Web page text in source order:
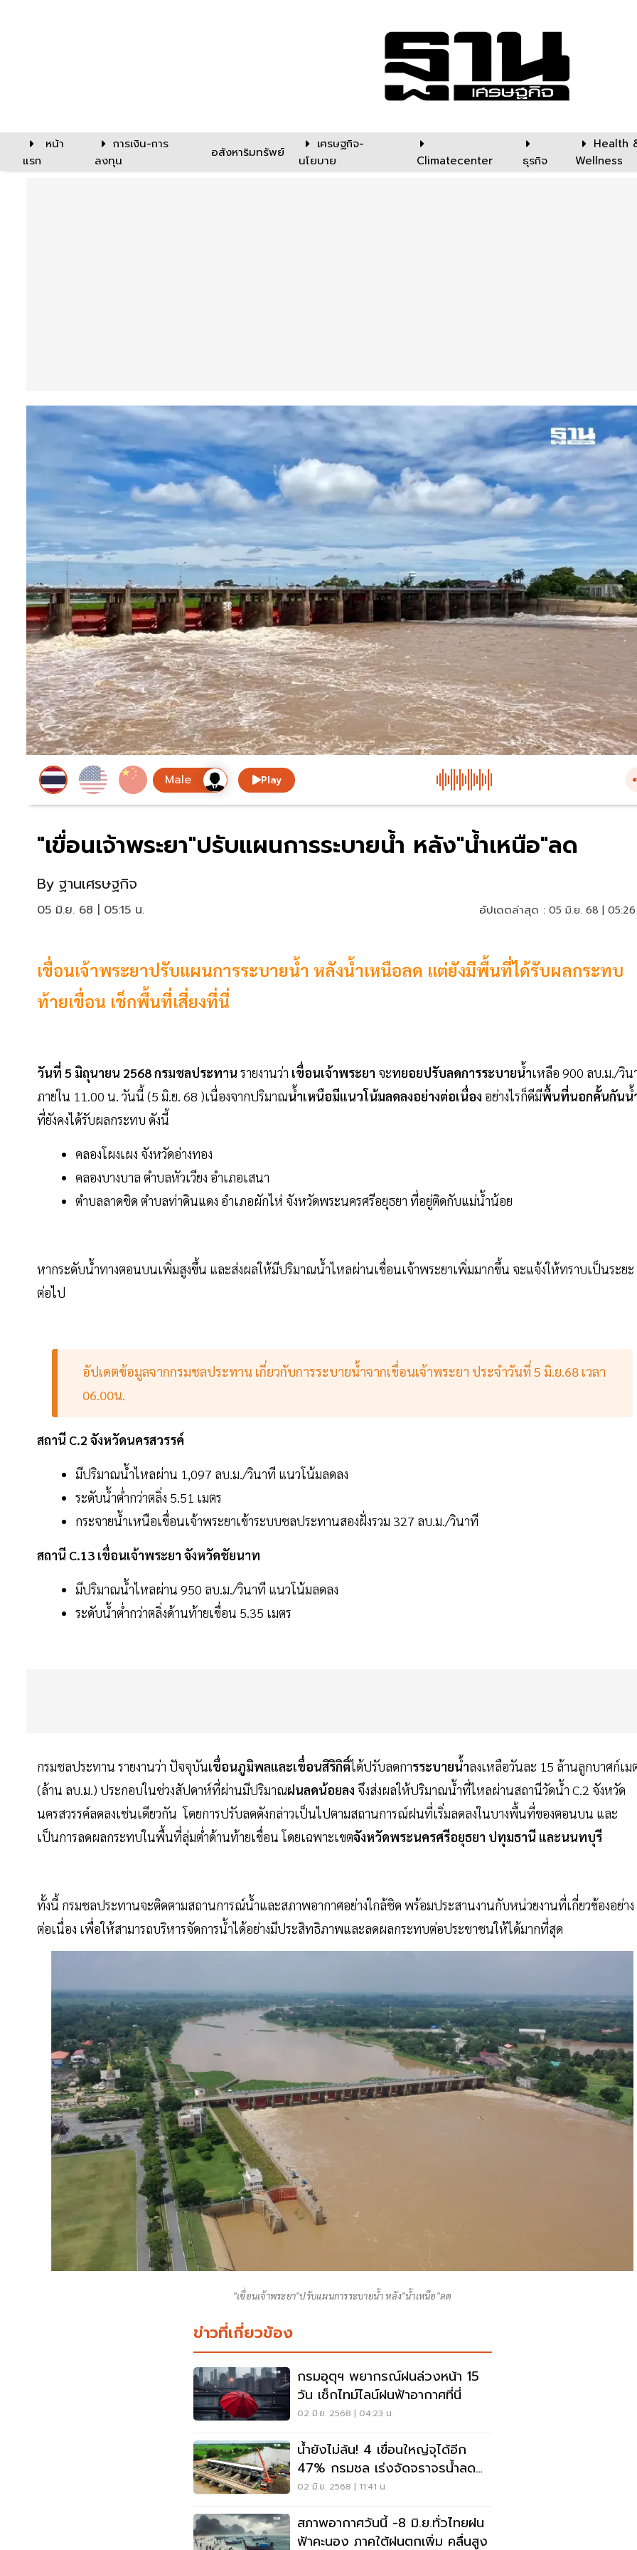
หน้า
แรก
การเงิน-การ
ลงทุน
อสังหาริมทรัพย์
เศรษฐกิจ-
นโยบาย
Climatecenter ธุรกิจ
Health
Wellness
Play
"เขื่อนเจ้าพระยา"ปรับแผนการระบายน้ำ หลัง"น้ำเหนือ"ลด
By ฐานเศรษฐกิจ
05 มิ.ย. 68 | 05:15 น. อัปเดตล่าสุด : 05 มิ.ย. 68 |
เขื่อนเจ้าพระยาปรับแผนการระบายน้ำ หลังน้ำเหนือลด แต่ยังมีพื้นที่ได้รับผลกระทบ
ท้ายเขื่อน เช็กพื้นที่เสี่ยงที่นี่
วันที่ 5 มิถุนายน 2568 กรมชลประทาน รายงานว่า เขื่อนเจ้าพระยา จะทยอยปรับลดการระบายน้ำเหลือ 900 ลบ.ม./วิน
ภายใน 11.00 น. วันนี้ (5 มิ.ย. 68 )เนื่องจากปริมาณน้ำเหนือมีแนวโน้มลดลงอย่างต่อเนื่อง อย่างไรก็ดีมีพื้นที่นอกคั้นกันน้
ที่ยังคงได้รับผลกระทบ ดังนี้
คลองโผงเผง จังหวัดอ่างทอง
คลองบางบาล ตำบลหัวเวียง อำเภอเสนา
ตำบลลาดชิด ตำบลท่าดินแดง อำเภอผักไห่ จังหวัดพระนครศรีอยุธยา ที่อยู่ติดกับแม่น้ำน้อย
หากระดับน้ำทางตอนบนเพิ่มสูงขึ้น และส่งผลให้มีปริมาณน้ำไหลผ่านเขื่อนเจ้าพระยาเพิ่มมากขึ้น จะแจ้งให้ทราบเป็นระยะ
ต่อไป
อัปเดตข้อมูลจากกรมชลประทาน เกี่ยวกับการระบายน้ำจากเขื่อนเจ้าพระยา ประจำวันที่ 5 มิ.ย.68 เวลา
06.00น.
สถานี C.2 จังหวัดนครสวรรค์
มีปริมาณน้ำไหลผ่าน 1,097 ลบ.ม./วินาที แนวโน้มลดลง
ระดับน้ำต่ำกว่าตลิ่ง 5.51 เมตร
กระจายน้ำเหนือเขื่อนเจ้าพระยาเข้าระบบชลประทานสองฝั่งรวม 327 ลบ.ม./วินาที
สถานี C.13 เขื่อนเจ้าพระยา จังหวัดชัยนาท
มีปริมาณน้ำไหลผ่าน 950 ลบ.ม./วินาที แนวโน้มลดลง
ระดับน้ำต่ำกว่าตลิ่งด้านท้ายเขื่อน 5.35 เมตร
กรมชลประทาน รายงานว่า ปัจจุบันเขื่อนภูมิพลและเขื่อนสิริกิติ์ได้ปรับลดการระบายน้ำลงเหลือวันละ 15 ล้านลูกบาศก์เม
(ล้าน ลบ.ม.) ประกอบในช่วงสัปดาห์ที่ผ่านมีปริมาณฝนลดน้อยลง จึงส่งผลให้ปริมาณน้ำที่ไหลผ่านสถานีวัดน้ำ C.2 จังหวัด
นครสวรรค์ลดลงเช่นเดียวกัน โดยการปรับลดดังกล่าวเป็นไปตามสถานการณ์ฝนที่เริ่มลดลงในบางพื้นที่ของตอนบน และ
เป็นการลดผลกระทบในพื้นที่ลุ่มต่ำด้านท้ายเขื่อน โดยเฉพาะเขตจังหวัดพระนครศรีอยุธยา ปทุมธานี และนนทบุรี
ทั้งนี้ กรมชลประทานจะติดตามสถานการณ์น้ำและสภาพอากาศอย่างใกล้ชิด พร้อมประสานงานกับหน่วยงานที่เกี่ยวข้องอย่าง
ต่อเนื่อง เพื่อให้สามารถบริหารจัดการน้ำได้อย่างมีประสิทธิภาพและลดผลกระทบต่อประชาชนให้ได้มากที่สุด
"เขื่อนเจ้าพระยา"ปรับแผนการระบายน้ำ หลัง"น้ำเหนือ"ลด
ข่าวที่เกี่ยวข้อง
กรมอุตุฯ พยากรณ์ฝนล่วงหน้า 15
วัน เช็กไทม์ไลน์ฝนฟ้าอากาศที่นี่
02 มิ.ย. 2568 | 04:23 น.
น้ำยังไม่ล้น! 4 เขื่อนใหญ่จุได้อีก
47% กรมชล เร่งจัดจราจรน้ำลด
ผลกระทบ
02 มิ.ย. 2568 | 11:41 น.
สภาพอากาศวันนี้ -8 มิ.ย.ทั่วไทยฝน
ฟ้าคะนอง ภาคใต้ฝนตกเพิ่ม คลื่นสูง